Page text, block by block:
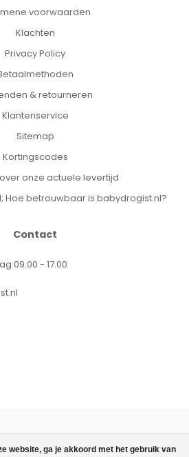
website, ga je akkoord met het gebruik van
voorwaarden
Klachten
Privacy Policy
& retourneren
Klantenservice
Sitemap
Kortingscodes
onze actuele levertijd
Hoe betrouwbaar is babydrogist.nl?
Contact
09.00 - 17.00